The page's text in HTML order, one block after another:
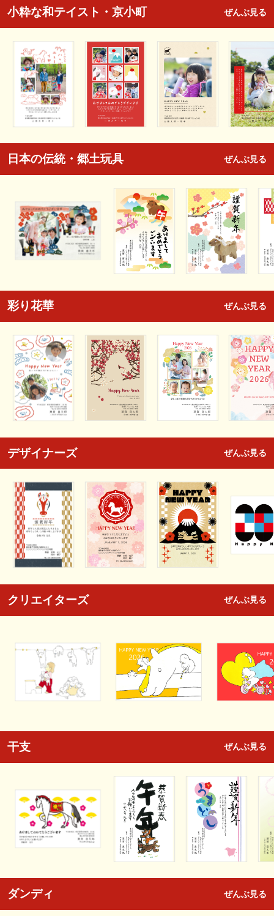
小粋な和テイスト・京小町 ぜんぶ見る
日本の伝統・郷土玩具 ぜんぶ見る
彩り花華 ぜんぶ見る
デザイナーズ ぜんぶ見る
クリエイターズ ぜんぶ見る
干支 ぜんぶ見る
ダンディ ぜんぶ見る